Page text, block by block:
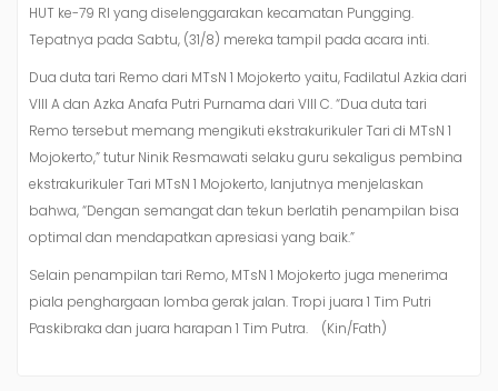
HUT ke-79 RI yang diselenggarakan kecamatan Pungging.
Tepatnya pada Sabtu, (31/8) mereka tampil pada acara inti.
Dua duta tari Remo dari MTsN 1 Mojokerto yaitu, Fadilatul Azkia dari
VIII A dan Azka Anafa Putri Purnama dari VIII C. “Dua duta tari
Remo tersebut memang mengikuti ekstrakurikuler Tari di MTsN 1
Mojokerto,” tutur Ninik Resmawati selaku guru sekaligus pembina
ekstrakurikuler Tari MTsN 1 Mojokerto, lanjutnya menjelaskan
bahwa, “Dengan semangat dan tekun berlatih penampilan bisa
optimal dan mendapatkan apresiasi yang baik.”
Selain penampilan tari Remo, MTsN 1 Mojokerto juga menerima
piala penghargaan lomba gerak jalan. Tropi juara 1 Tim Putri
Paskibraka dan juara harapan 1 Tim Putra. (Kin/Fath)